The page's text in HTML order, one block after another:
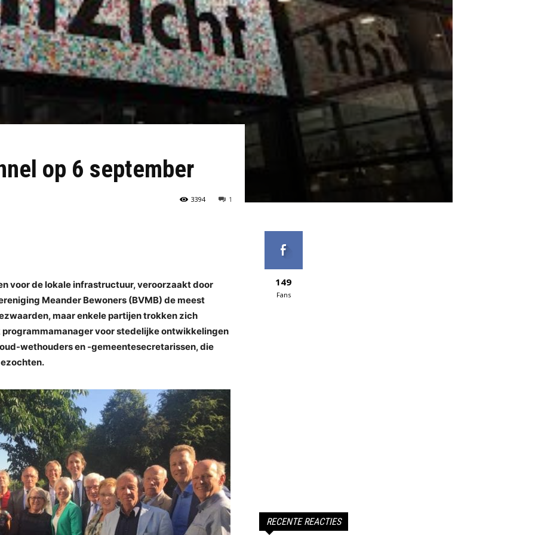
op 6 september
1
3394
voor de lokale infrastructuur, veroorzaakt door
Meander Bewoners (BVMB) de meest
maar enkele partijen trokken zich
voor stedelijke ontwikkelingen
wethouders en -gemeentesecretarissen, die
149
Fans
RECENTE REACTIES